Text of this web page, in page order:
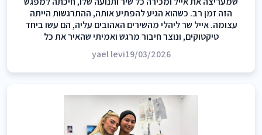
הזה זמן רב. כשהוא הגיע להפתיע אותה, ההתרגשות הייתה
עצומה. אייל שר ליהלי מהשירים האהובים עליה, הם עשו ביחד
טיקטוקים, ונוצר חיבור מרגש ואמיתי שהאיר את כל
yael levi19/03/2026